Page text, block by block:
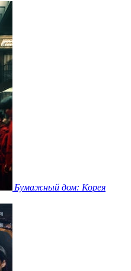
Бумажный дом: Корея